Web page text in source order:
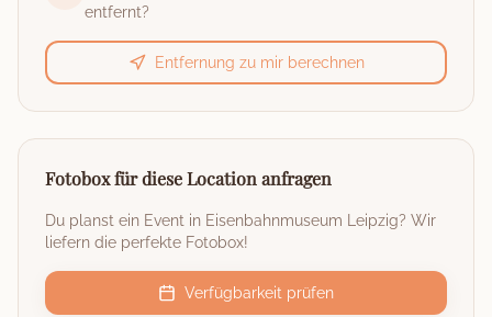
entfernt?
Entfernung zu mir berechnen
Fotobox für diese Location anfragen
Du planst ein Event in Eisenbahnmuseum Leipzig? Wir
liefern die perfekte Fotobox!
Verfügbarkeit prüfen